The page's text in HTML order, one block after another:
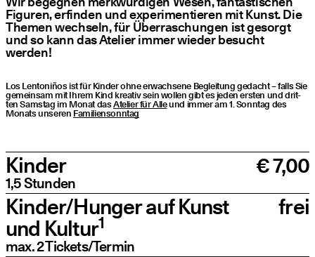
Figu­ren, erfin­den und expe­ri­men­tie­ren mit Kunst. Die
The­men wech­seln, für Über­ra­schun­gen ist gesorgt
und so kann das Ate­lier immer wie­der besucht
werden!
Los Len­to­ni­ños ist für Kin­der ohne erwach­se­ne Beglei­tung gedacht – falls Sie
gemein­sam mit Ihrem Kind krea­tiv sein wol­len gibt es jeden ers­ten und drit­
ten Sams­tag im Monat dasAte­lier für Alleund immer am 1. Sonn­tag des
Monats unse­ren Fami­li­en­sonn­tag
Preise
KategoriePreis
Kinder
1,5 Stunden
€ 7,00
Kinder/Hunger auf Kunst
und Kultur1
max. 2 Tickets/Termin
frei